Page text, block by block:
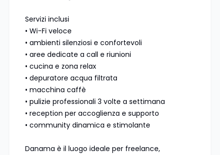
Servizi inclusi
• Wi-Fi veloce
• ambienti silenziosi e confortevoli
• aree dedicate a call e riunioni
• cucina e zona relax
• depuratore acqua filtrata
• macchina caffè
• pulizie professionali 3 volte a settimana
• reception per accoglienza e supporto
• community dinamica e stimolante
Danama è il luogo ideale per freelance,